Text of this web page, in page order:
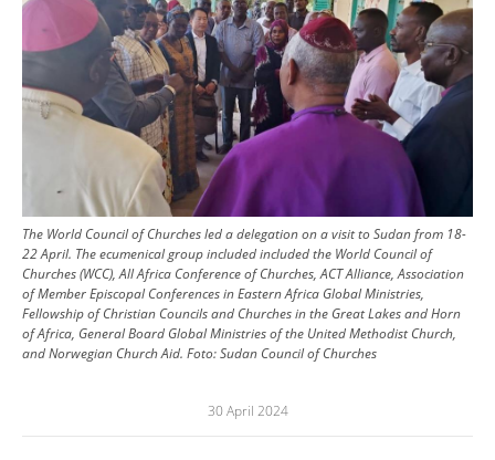
The World Council of Churches led a delegation on a visit to Sudan from 18-
22 April. The ecumenical group included included the World Council of
Churches (WCC), All Africa Conference of Churches, ACT Alliance, Association
of Member Episcopal Conferences in Eastern Africa Global Ministries,
Fellowship of Christian Councils and Churches in the Great Lakes and Horn
of Africa, General Board Global Ministries of the United Methodist Church,
and Norwegian Church Aid. Foto:Sudan Council of Churches
30 April 2024